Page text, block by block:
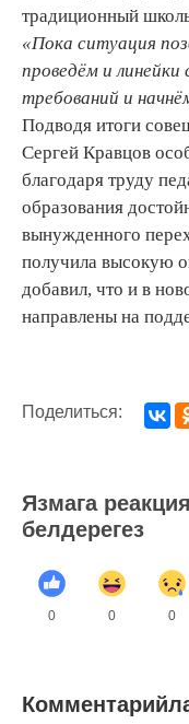
традиционный
«Пока ситуация
проведём и линейки
требований и
Подводя итоги
Сергей Кравцов
благодаря труду
образования
вынужденного
получила высокую
добавил, что и в
направлены на
Поделиться:
Язмага реакция
белдерегез
0 0 0